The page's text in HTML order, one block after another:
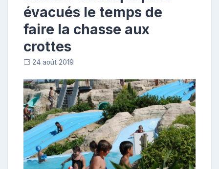
évacués le temps de
faire la chasse aux
crottes
24 août 2019
e
p
o
s
t
e
u
r